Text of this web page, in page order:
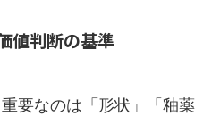
値判断の基準
要なのは「形状」「釉薬